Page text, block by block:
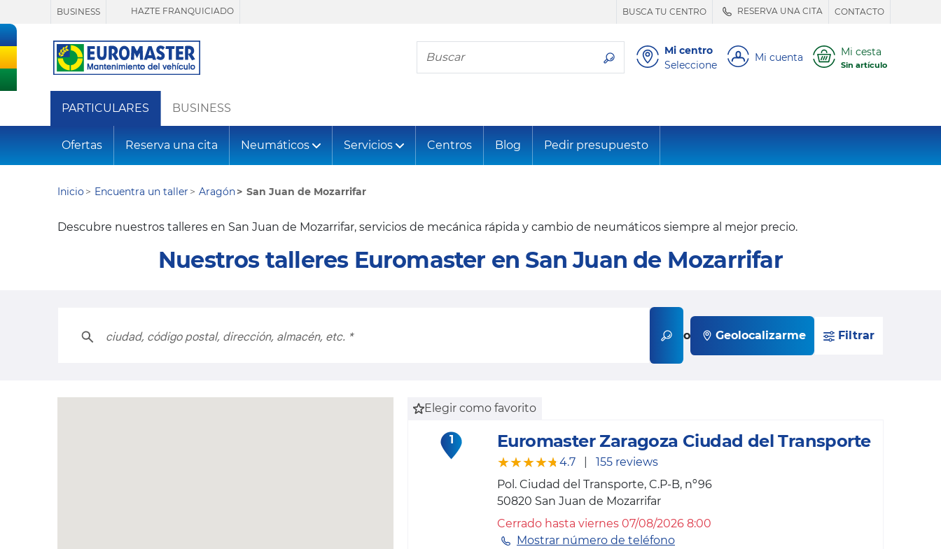
BUSINESS HAZTE FRANQUICIADO BUSCA TU CENTRO RESERVA UNA CITA CONTACTO
Busca tu neumático
Mi centro
Seleccione
Mi cuenta Mi cesta
Sin artículo
PARTICULARES BUSINESS
Ofertas Reserva una cita Neumáticos Servicios Centros Blog Pedir presupuesto
Inicio Encuentra un taller Aragón San Juan de Mozarrifar
Descubre nuestros talleres en San Juan de Mozarrifar, servicios de mecánica rápida y cambio de neumáticos siempre al mejor precio.
Nuestros talleres Euromaster en San Juan de Mozarrifar
o Geolocalizarme Filtrar
Elegir como favorito
1 Euromaster Zaragoza Ciudad del Transporte
★★★★★
★★★★★4.7 |155 reviews
Pol. Ciudad del Transporte, C.P-B, nº96
50820 San Juan de Mozarrifar
Cerrado hasta viernes 07/08/2026 8:00
Mostrar número de teléfono